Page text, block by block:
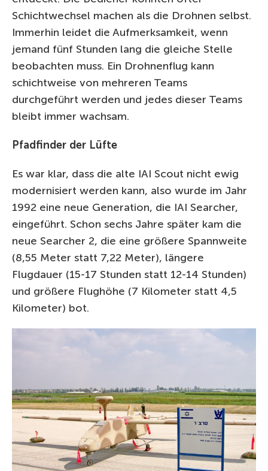
Schichtwechsel machen als die Drohnen selbst.
Immerhin leidet die Aufmerksamkeit, wenn
jemand fünf Stunden lang die gleiche Stelle
beobachten muss. Ein Drohnenflug kann
schichtweise von mehreren Teams
durchgeführt werden und jedes dieser Teams
bleibt immer wachsam.
Pfadfinder der Lüfte
Es war klar, dass die alte IAI Scout nicht ewig
modernisiert werden kann, also wurde im Jahr
1992 eine neue Generation, die IAI Searcher,
eingeführt. Schon sechs Jahre später kam die
neue Searcher 2, die eine größere Spannweite
(8,55 Meter statt 7,22 Meter), längere
Flugdauer (15-17 Stunden statt 12-14 Stunden)
und größere Flughöhe (7 Kilometer statt 4,5
Kilometer) bot.